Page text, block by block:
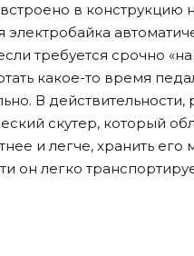
в конструкцию
электробайка
требуется срочно
какое-то время
В действительности,
скутер, который
и легче, хранить
он легко